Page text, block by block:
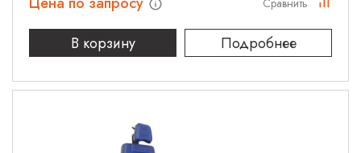
В корзину
Подробнее
Сравнить